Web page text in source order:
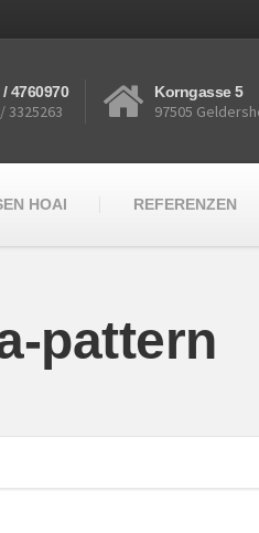
4760970
3325263
Korngasse 5
97505
HOAI REFERENZEN
pattern